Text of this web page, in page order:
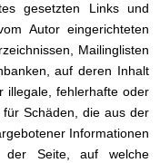
gesetzten Links und
Autor eingerichteten
Mailinglisten
auf deren Inhalt
illegale, fehlerhafte oder
Schäden, die aus der
Informationen
der Seite, auf welche